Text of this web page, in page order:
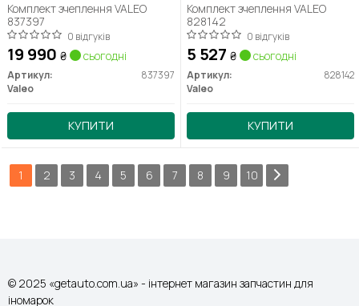
Комплект зчеплення VALEO
837397
0 відгуків
19 990 ₴ сьогодні
Артикул:
837397
Valeo
КУПИТИ
Комплект зчеплення VALEO
828142
0 відгуків
5 527 ₴ сьогодні
Артикул:
828142
Valeo
КУПИТИ
1 2 3 4 5 6 7 8 9 10
© 2025 «getauto.com.ua» - інтернет магазин запчастин для
іномарок